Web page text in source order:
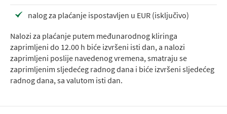
nalog za plaćanje ispostavljen u EUR (isključivo)
Nalozi za plaćanje putem međunarodnog kliringa
zaprimljeni do 12.00 h biće izvršeni isti dan, a nalozi
zaprimljeni poslije navedenog vremena, smatraju se
zaprimljenim sljedećeg radnog dana i biće izvršeni sljedećeg
radnog dana, sa valutom isti dan.